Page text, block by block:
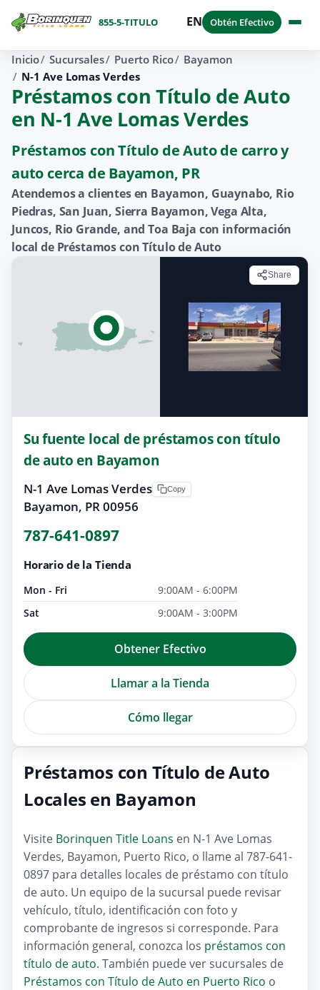
855-5-TITULO EN Obtén Efectivo
Inicio Sucursales Puerto Rico
Bayamon
N-1 Ave Lomas Verdes
Préstamos con Título de Auto
en N-1 Ave Lomas Verdes
Préstamos con Título de Auto de carro y
auto cerca de Bayamon, PR
Atendemos a clientes en Bayamon, Guaynabo, Rio
Piedras, San Juan, Sierra Bayamon, Vega Alta,
Juncos, Rio Grande, and Toa Baja con información
local de Préstamos con Título de Auto
Share
Su fuente local de préstamos con título
de auto en Bayamon
N-1 Ave Lomas Verdes
Bayamon, PR 00956
Copy
787-641-0897
Horario de la Tienda
Mon - Fri
9:00AM - 6:00PM
Sat
9:00AM - 3:00PM
Obtener Efectivo
Llamar a la Tienda
Cómo llegar
Préstamos con Título de Auto
Locales en Bayamon
Visite Borinquen Title Loans en N-1 Ave Lomas
Verdes, Bayamon, Puerto Rico, o llame al 787-641-
0897 para detalles locales de préstamo con título
de auto. Un equipo de la sucursal puede revisar
vehículo, título, identificación con foto y
comprobante de ingresos si corresponde. Para
información general, conozca los préstamos con
título de auto. También puede ver sucursales de
Préstamos con Título de Auto en Puerto Rico o